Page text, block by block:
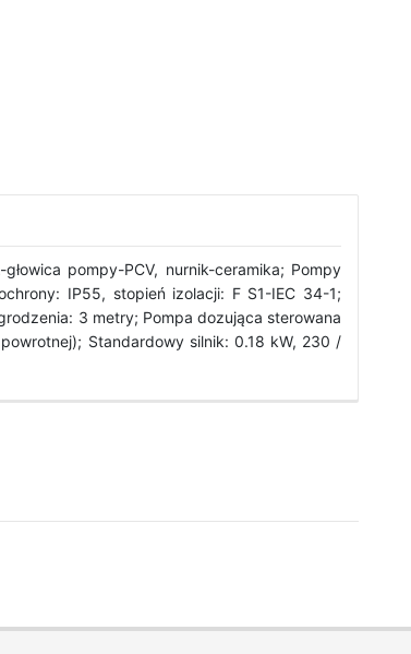
pompy-PCV, nurnik-ceramika; Pompy
IP55, stopień izolacji: F S1-IEC 34-1;
3 metry; Pompa dozująca sterowana
Standardowy silnik: 0.18 kW, 230 /